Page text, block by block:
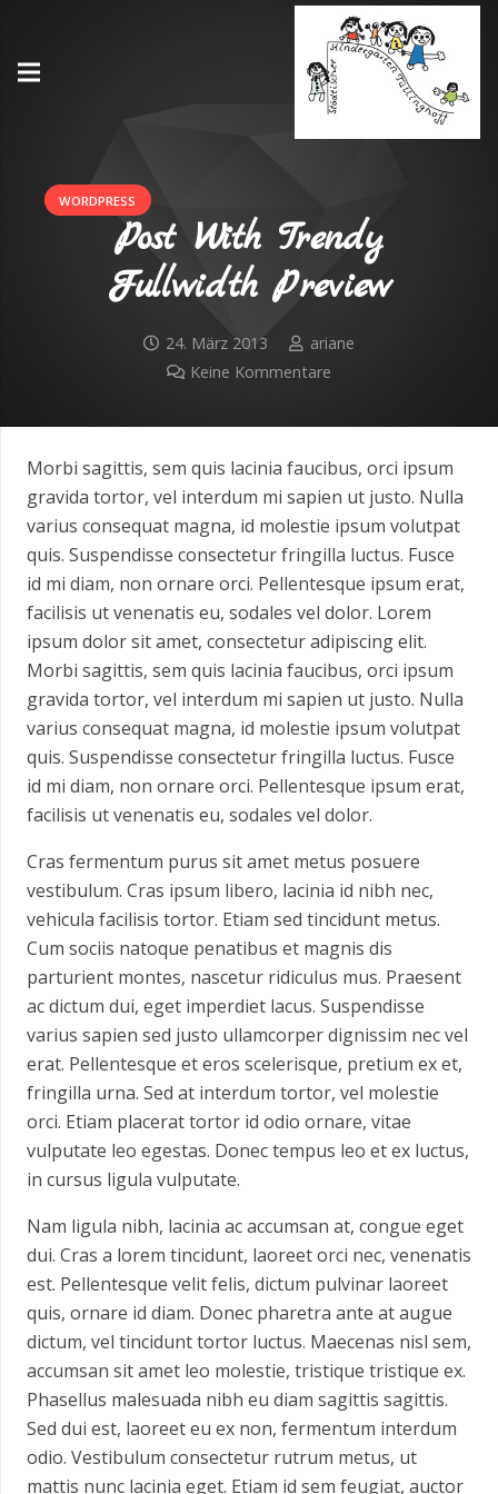
WORDPRESS
Post With Trendy
Fullwidth Preview
24. März 2013
ariane
Keine Kommentare
Morbi sagittis, sem quis lacinia faucibus, orci ipsum
gravida tortor, vel interdum mi sapien ut justo. Nulla
varius consequat magna, id molestie ipsum volutpat
quis. Suspendisse consectetur fringilla luctus. Fusce
id mi diam, non ornare orci. Pellentesque ipsum erat,
facilisis ut venenatis eu, sodales vel dolor. Lorem
ipsum dolor sit amet, consectetur adipiscing elit.
Morbi sagittis, sem quis lacinia faucibus, orci ipsum
gravida tortor, vel interdum mi sapien ut justo. Nulla
varius consequat magna, id molestie ipsum volutpat
quis. Suspendisse consectetur fringilla luctus. Fusce
id mi diam, non ornare orci. Pellentesque ipsum erat,
facilisis ut venenatis eu, sodales vel dolor.
Cras fermentum purus sit amet metus posuere
vestibulum. Cras ipsum libero, lacinia id nibh nec,
vehicula facilisis tortor. Etiam sed tincidunt metus.
Cum sociis natoque penatibus et magnis dis
parturient montes, nascetur ridiculus mus. Praesent
ac dictum dui, eget imperdiet lacus. Suspendisse
varius sapien sed justo ullamcorper dignissim nec vel
erat. Pellentesque et eros scelerisque, pretium ex et,
fringilla urna. Sed at interdum tortor, vel molestie
orci. Etiam placerat tortor id odio ornare, vitae
vulputate leo egestas. Donec tempus leo et ex luctus,
in cursus ligula vulputate.
Nam ligula nibh, lacinia ac accumsan at, congue eget
dui. Cras a lorem tincidunt, laoreet orci nec, venenatis
est. Pellentesque velit felis, dictum pulvinar laoreet
quis, ornare id diam. Donec pharetra ante at augue
dictum, vel tincidunt tortor luctus. Maecenas nisl sem,
accumsan sit amet leo molestie, tristique tristique ex.
Phasellus malesuada nibh eu diam sagittis sagittis.
Sed dui est, laoreet eu ex non, fermentum interdum
odio. Vestibulum consectetur rutrum metus, ut
mattis nunc lacinia eget. Etiam id sem feugiat, auctor